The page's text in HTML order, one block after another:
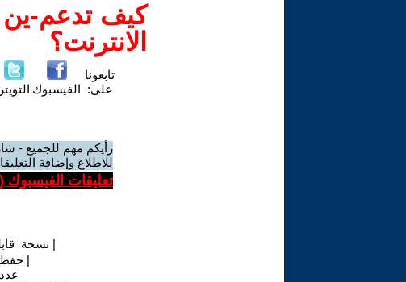
كيف تدعم-ين
الانترنت؟
تابعونا
على: الفيسبوك التويتر
رأيكم مهم للجميع -
للاطلاع وإضافة
تعليقات الفيسبوك (
| نسخة
|حفظ
عدد